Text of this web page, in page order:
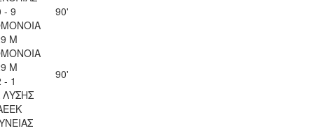
- 9
Μ
90'
Μ
- 1
ΛΥΣΗΣ
90'